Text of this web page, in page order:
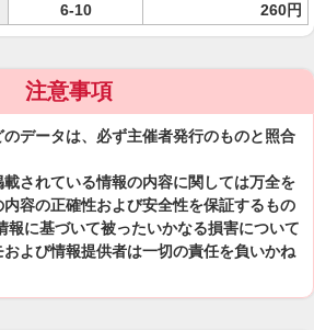
6-10
260円
注意事項
データは、必ず主催者発行のものと照合
されている情報の内容に関しては万全を
容の正確性および安全性を保証するもの
報に基づいて被ったいかなる損害について
よび情報提供者は一切の責任を負いかね